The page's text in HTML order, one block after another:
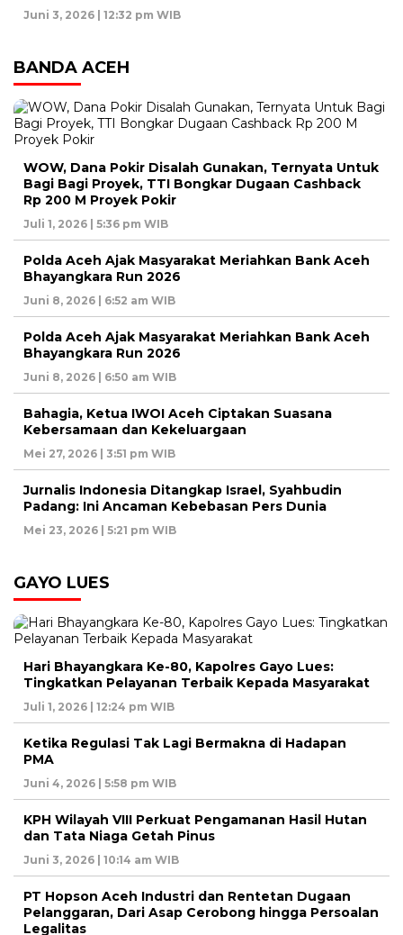
Juni 3, 2026 | 12:32 pm WIB
BANDA ACEH
WOW, Dana Pokir Disalah Gunakan, Ternyata Untuk
Bagi Bagi Proyek, TTI Bongkar Dugaan Cashback
Rp 200 M Proyek Pokir
Juli 1, 2026 | 5:36 pm WIB
Polda Aceh Ajak Masyarakat Meriahkan Bank Aceh
Bhayangkara Run 2026
Juni 8, 2026 | 6:52 am WIB
Polda Aceh Ajak Masyarakat Meriahkan Bank Aceh
Bhayangkara Run 2026
Juni 8, 2026 | 6:50 am WIB
Bahagia, Ketua IWOI Aceh Ciptakan Suasana
Kebersamaan dan Kekeluargaan
Mei 27, 2026 | 3:51 pm WIB
Jurnalis Indonesia Ditangkap Israel, Syahbudin
Padang: Ini Ancaman Kebebasan Pers Dunia
Mei 23, 2026 | 5:21 pm WIB
GAYO LUES
Hari Bhayangkara Ke-80, Kapolres Gayo Lues:
Tingkatkan Pelayanan Terbaik Kepada Masyarakat
Juli 1, 2026 | 12:24 pm WIB
Ketika Regulasi Tak Lagi Bermakna di Hadapan
PMA
Juni 4, 2026 | 5:58 pm WIB
KPH Wilayah VIII Perkuat Pengamanan Hasil Hutan
dan Tata Niaga Getah Pinus
Juni 3, 2026 | 10:14 am WIB
PT Hopson Aceh Industri dan Rentetan Dugaan
Pelanggaran, Dari Asap Cerobong hingga Persoalan
Legalitas